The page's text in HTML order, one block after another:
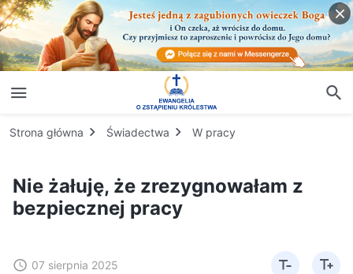
Strona główna Świadectwa W pracy
Nie żałuję, że zrezygnowałam z
bezpiecznej pracy
07 sierpnia 2025